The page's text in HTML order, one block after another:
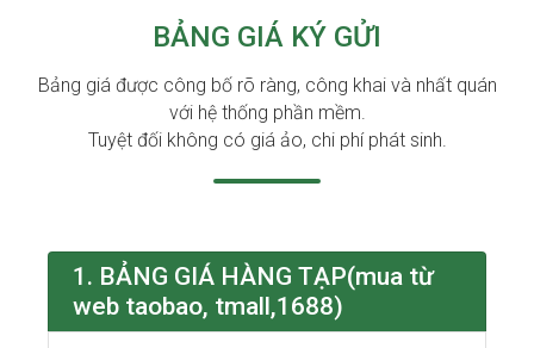
BẢNG GIÁ KÝ GỬI
Bảng giá được công bố rõ ràng, công khai và nhất quán
với hệ thống phần mềm.
Tuyệt đối không có giá ảo, chi phí phát sinh.
1. BẢNG GIÁ HÀNG TẠP(mua từ
web taobao, tmall,1688)